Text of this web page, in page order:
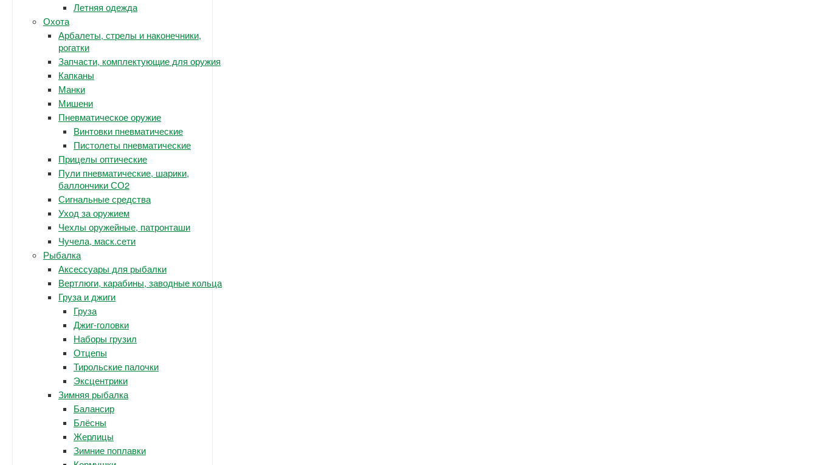
Летняя одежда
Охота
Арбалеты, стрелы и наконечники,
рогатки
Запчасти, комплектующие для оружия
Капканы
Манки
Мишени
Пневматическое оружие
Винтовки пневматические
Пистолеты пневматические
Прицелы оптические
Пули пневматические, шарики,
баллончики СО2
Сигнальные средства
Уход за оружием
Чехлы оружейные, патронташи
Чучела, маск.сети
Рыбалка
Аксессуары для рыбалки
Вертлюги, карабины, заводные кольца
Груза и джиги
Груза
Джиг-головки
Наборы грузил
Отцепы
Тирольские палочки
Эксцентрики
Зимняя рыбалка
Балансир
Блёсны
Жерлицы
Зимние поплавки